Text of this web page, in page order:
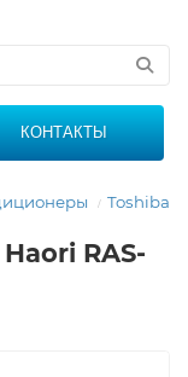
КОНТАКТЫ
Toshiba
RAS-